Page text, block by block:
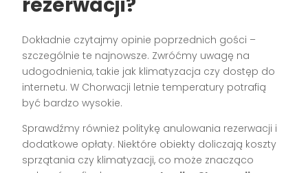
Dokładnie czytajmy opinie poprzednich gości –
szczególnie te najnowsze. Zwróćmy uwagę na
udogodnienia, takie jak klimatyzacja czy dostęp do
internetu. W Chorwacji letnie temperatury potrafią
być bardzo wysokie.
Sprawdźmy również politykę anulowania rezerwacji i
dodatkowe opłaty. Niektóre obiekty doliczają koszty
sprzątania czy klimatyzacji, co może znacząco